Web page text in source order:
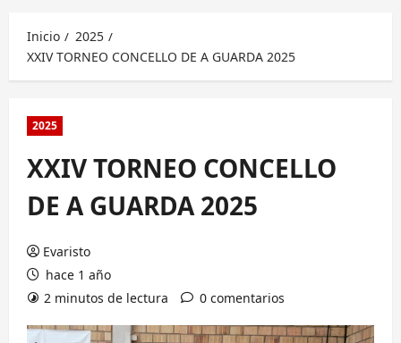
Inicio
2025
XXIV TORNEO CONCELLO DE A GUARDA 2025
2025
XXIV TORNEO CONCELLO
DE A GUARDA 2025
Evaristo
hace 1 año
2 minutos de lectura
0 comentarios